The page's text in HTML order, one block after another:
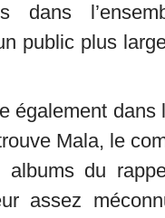
dans
public plus
également dans
Mala, le
du
assez